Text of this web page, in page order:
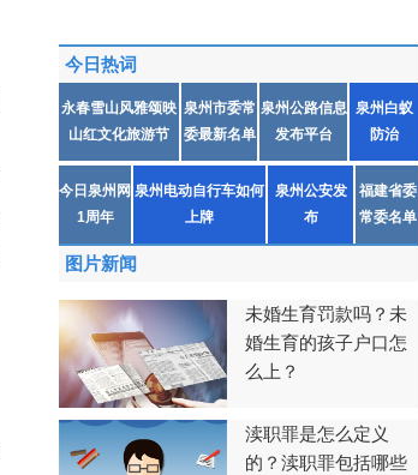
今日热词
永春雪山风雅颂映
山红文化旅游节
泉州市委常
委最新名单
泉州公路信息
发布平台
泉州白蚁
防治
今日泉州网
1周年
泉州电动自行车如何
上牌
泉州公安发
布
福建省委
常委名单
图片新闻
未婚生育罚款吗？未
婚生育的孩子户口怎
么上？
渎职罪是怎么定义
的？渎职罪包括哪些